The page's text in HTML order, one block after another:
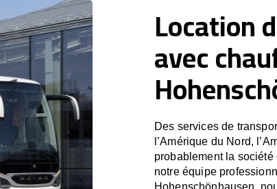
Location
avec
Des services de
l’Amérique du Nord,
probablement la société
notre équipe